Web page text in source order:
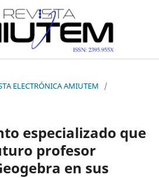
ELECTRÓNICA AMIUTEM
/
especializado que
profesor
en sus